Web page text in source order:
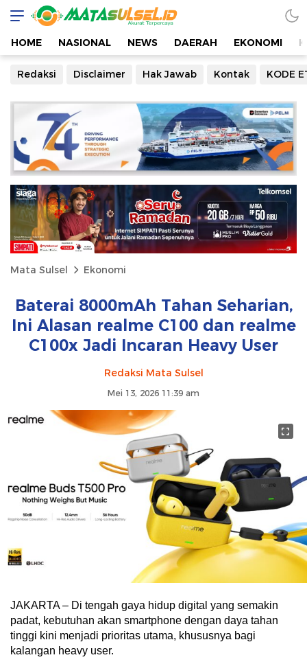
HOME NASIONAL NEWS DAERAH EKONOMI
Redaksi Disclaimer Hak Jawab Kontak KODE
Mata Sulsel Ekonomi
Baterai 8000mAh Tahan Seharian,
Ini Alasan realme C100 dan realme
C100x Jadi Incaran Heavy User
Redaksi Mata Sulsel
Mei 13, 2026 11:39 am
JAKARTA – Di tengah gaya hidup digital yang semakin
padat, kebutuhan akan smartphone dengan daya tahan
tinggi kini menjadi prioritas utama, khususnya bagi
kalangan heavy user.